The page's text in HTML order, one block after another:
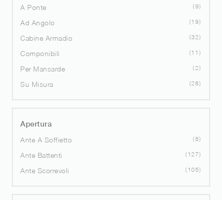
A Ponte 9
Ad Angolo 19
Cabine Armadio 32
Componibili 11
Per Mansarde 2
Su Misura 28
Apertura
Ante A Soffietto
8
Ante Battenti 127
Ante Scorrevoli 105